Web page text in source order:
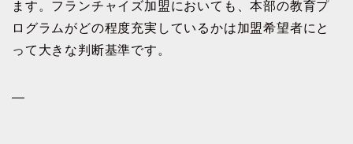
ます。フランチャイズ加盟においても、本部の教育プ
ログラムがどの程度充実しているかは加盟希望者にと
って大きな判断基準です。
—